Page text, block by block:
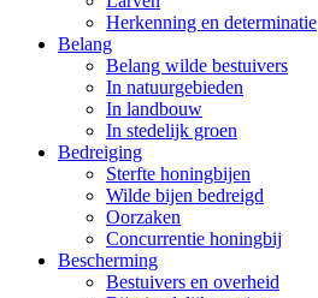
Herkenning en determinatie
Belang
Belang wilde bestuivers
In natuurgebieden
In landbouw
In stedelijk groen
Bedreiging
Sterfte honingbijen
Wilde bijen bedreigd
Oorzaken
Concurrentie honingbij
Bescherming
Bestuivers en overheid